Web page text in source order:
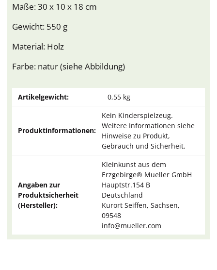
Maße: 30 x 10 x 18 cm
Gewicht: 550 g
Material: Holz
Farbe: natur (siehe Abbildung)
Artikelgewicht: 0,55 kg
Produktinformationen:
Kein Kinderspielzeug.
Weitere Informationen siehe
Hinweise zu Produkt,
Gebrauch und Sicherheit.
Angaben zur
Produktsicherheit
(Hersteller):
Kleinkunst aus dem
Erzgebirge® Mueller GmbH
Hauptstr.154 B
Deutschland
Kurort Seiffen, Sachsen,
09548
info@mueller.com